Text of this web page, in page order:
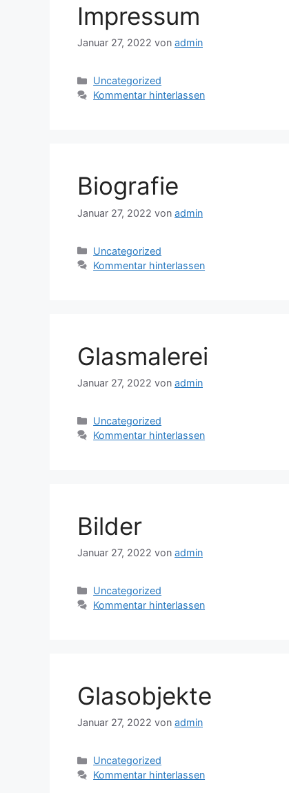
Impressum
Januar 27, 2022 von admin
Kategorien
Uncategorized
Kommentar hinterlassen
Biografie
Januar 27, 2022 von admin
Kategorien
Uncategorized
Kommentar hinterlassen
Glasmalerei
Januar 27, 2022 von admin
Kategorien
Uncategorized
Kommentar hinterlassen
Bilder
Januar 27, 2022 von admin
Kategorien
Uncategorized
Kommentar hinterlassen
Glasobjekte
Januar 27, 2022 von admin
Kategorien
Uncategorized
Kommentar hinterlassen